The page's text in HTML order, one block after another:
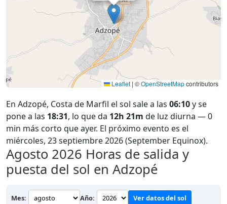
Leaflet | ©OpenStreetMapcontributors
En Adzopé, Costa de Marfil el sol sale a las 06:10y se
pone a las 18:31, lo que da 12h 21m de luz diurna — 0
min más corto que ayer. El próximo evento es el
miércoles, 23 septiembre 2026 (September Equinox).
Agosto 2026 Horas de salida y
puesta del sol en Adzopé
Mes: Año: Ver datos del sol